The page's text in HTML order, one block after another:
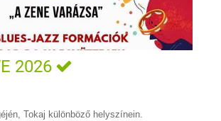
2026
Tokaj különböző helyszínein.